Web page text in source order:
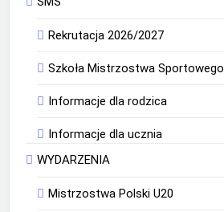
Rekrutacja 2026/2027
Szkoła Mistrzostwa Sportowego
Informacje dla rodzica
Informacje dla ucznia
WYDARZENIA
Mistrzostwa Polski U20